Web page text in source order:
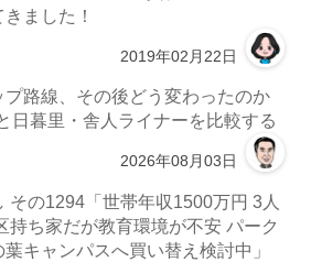
ました！
2019年02月22日
プ路線、その後どう変わったのか
日暮里・舎人ライナーを比較する
2026年08月03日
その1294「世帯年収1500万円 3人
持ち家だが教育環境が不安 パーク
キャンパスへ買い替え検討中」